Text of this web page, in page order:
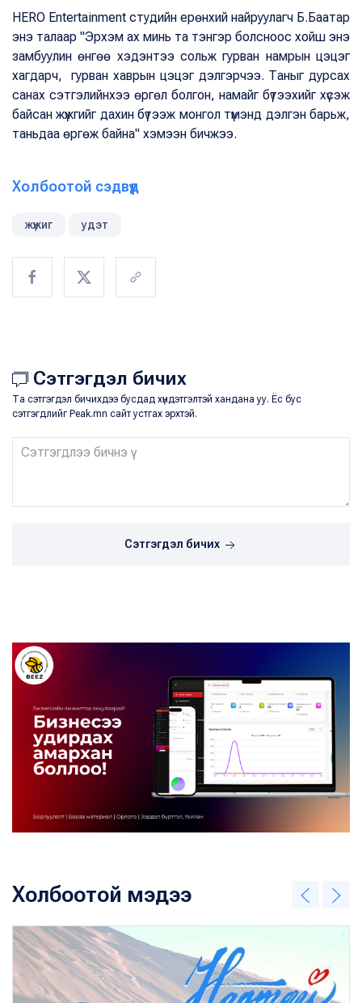
HERO Entertainment студийн ерөнхий найруулагч Б.Баатар
энэ талаар "Эрхэм ах минь та тэнгэр болсноос хойш энэ
замбуулин өнгөө хэдэнтээ сольж гурван намрын цэцэг
хагдарч, гурван хаврын цэцэг дэлгэрчээ. Таныг дурсах
санах сэтгэлийнхээ өргөл болгон, намайг бүтээхийг хүсэж
байсан жүжгийг дахин бүтээж монгол түмэнд дэлгэн барьж,
таньдаа өргөж байна" хэмээн бичжээ.
Холбоотой сэдвүүд
жүжиг удэт
Сэтгэгдэл бичих
Та сэтгэгдэл бичихдээ бусдад хүндэтгэлтэй хандана уу. Ёс бус
сэтгэгдлийг Peak.mn сайт устгах эрхтэй.
Сэтгэгдэл бичих
Холбоотой мэдээ